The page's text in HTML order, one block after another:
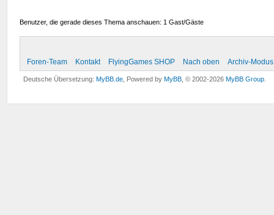
Benutzer, die gerade dieses Thema anschauen: 1 Gast/Gäste
Foren-Team Kontakt FlyingGames SHOP Nach oben Archiv-Modus
Deutsche Übersetzung:MyBB.de , Powered byMyBB , © 2002-2026MyBB Group